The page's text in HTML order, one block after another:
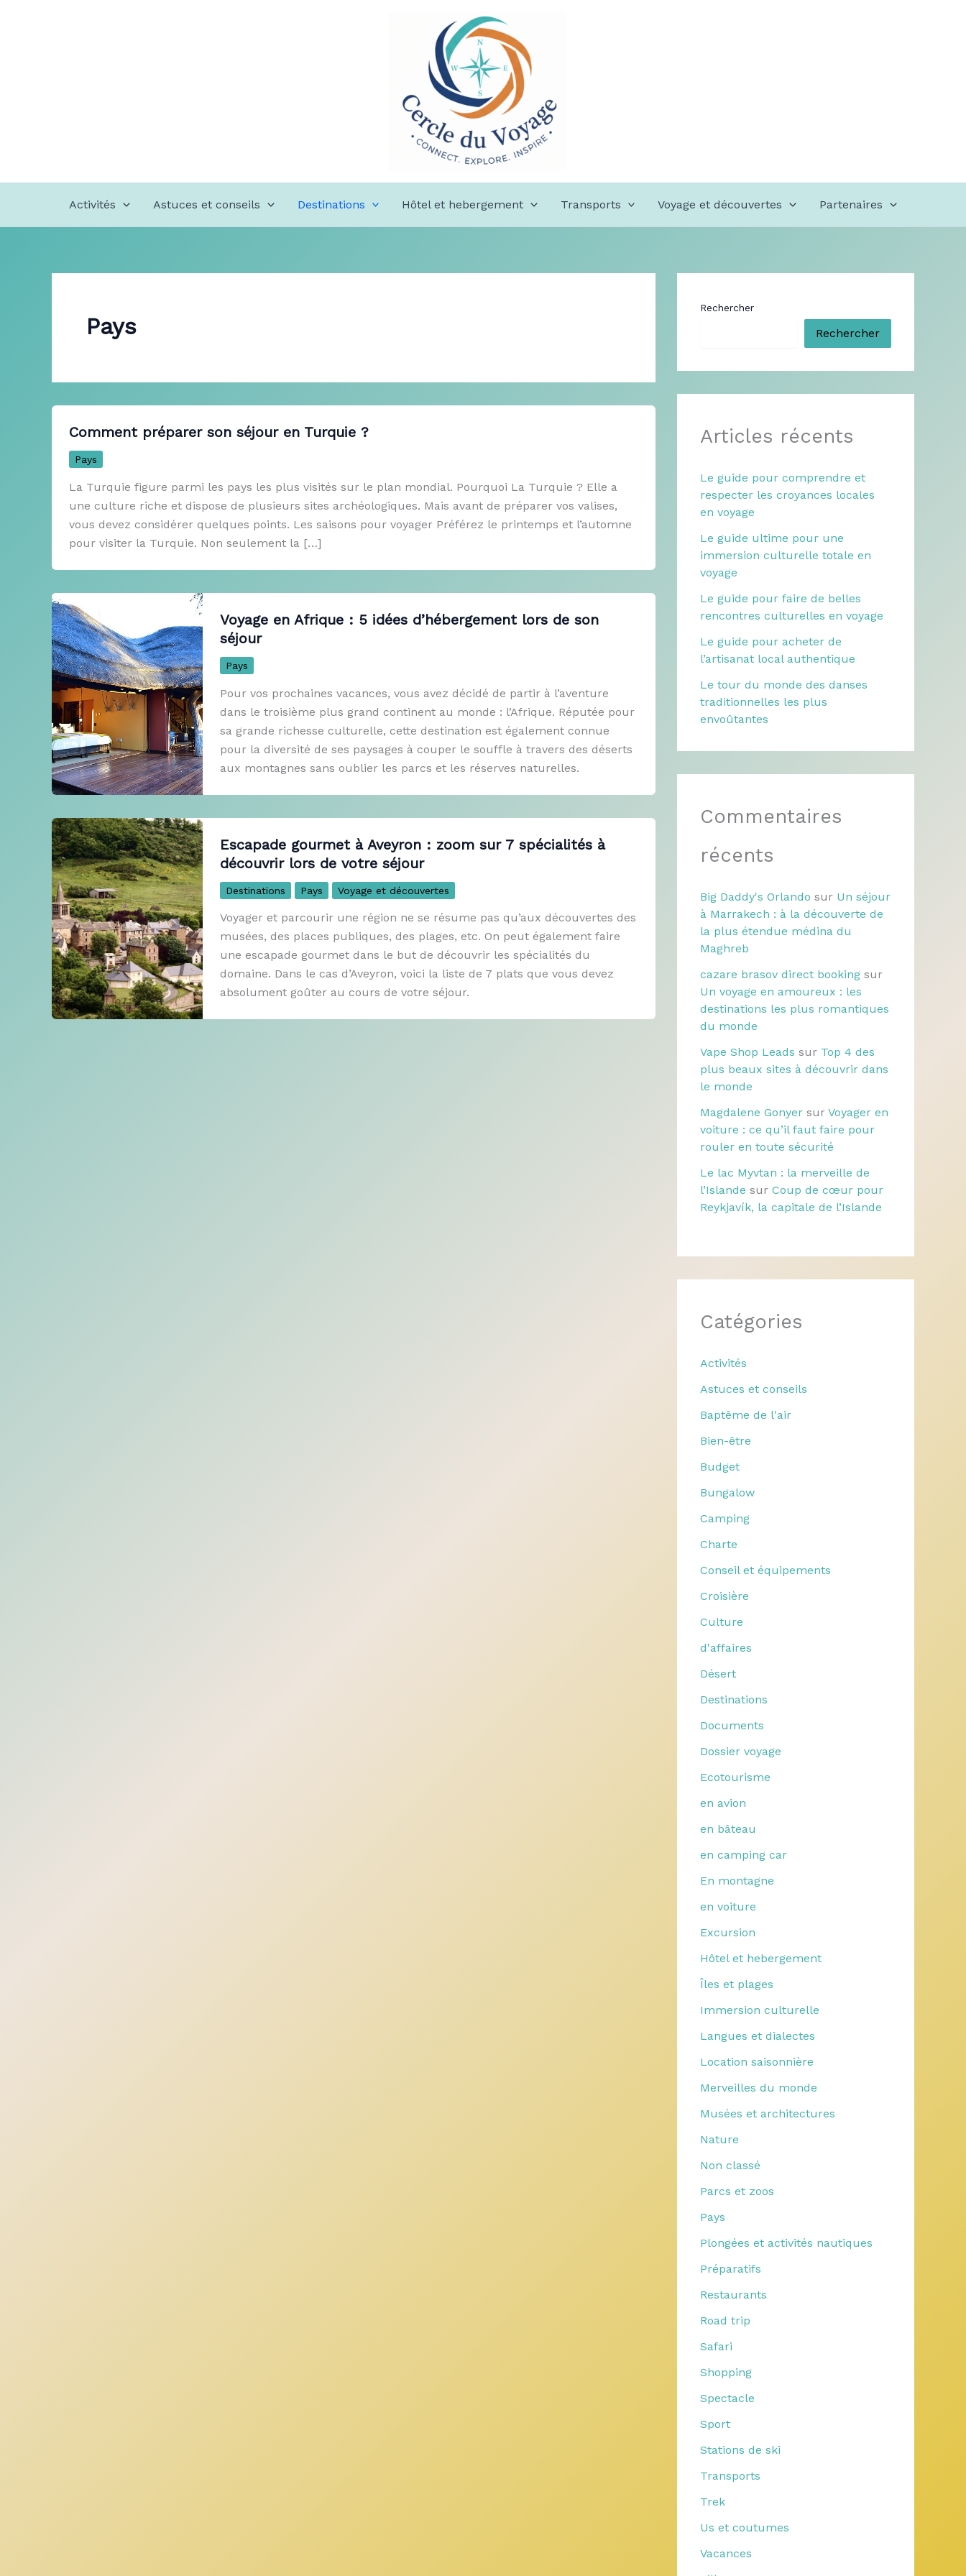
Activités Astuces et conseils Destinations Hôtel et hebergement Transports Voyage et découvertes Partenaires
Pays
Comment préparer son séjour en Turquie ?
Pays
La Turquie figure parmi les pays les plus visités sur le plan mondial. Pourquoi La Turquie ? Elle a
une culture riche et dispose de plusieurs sites archéologiques. Mais avant de préparer vos valises,
vous devez considérer quelques points. Les saisons pour voyager Préférez le printemps et l’automne
pour visiter la Turquie. Non seulement la […]
Voyage en Afrique : 5 idées d’hébergement lors de son
séjour
Pays
Pour vos prochaines vacances, vous avez décidé de partir à l’aventure
dans le troisième plus grand continent au monde : l’Afrique. Réputée pour
sa grande richesse culturelle, cette destination est également connue
pour la diversité de ses paysages à couper le souffle à travers des déserts
aux montagnes sans oublier les parcs et les réserves naturelles.
Escapade gourmet à Aveyron : zoom sur 7 spécialités à
découvrir lors de votre séjour
Destinations Pays Voyage et découvertes
Voyager et parcourir une région ne se résume pas qu’aux découvertes des
musées, des places publiques, des plages, etc. On peut également faire
une escapade gourmet dans le but de découvrir les spécialités du
domaine. Dans le cas d’Aveyron, voici la liste de 7 plats que vous devez
absolument goûter au cours de votre séjour.
Rechercher
Rechercher
Articles récents
Le guide pour comprendre et
respecter les croyances locales
en voyage
Le guide ultime pour une
immersion culturelle totale en
voyage
Le guide pour faire de belles
rencontres culturelles en voyage
Le guide pour acheter de
l’artisanat local authentique
Le tour du monde des danses
traditionnelles les plus
envoûtantes
Commentaires
récents
Big Daddy's Orlando sur Un séjour
à Marrakech : à la découverte de
la plus étendue médina du
Maghreb
cazare brasov direct booking sur
Un voyage en amoureux : les
destinations les plus romantiques
du monde
Vape Shop Leads sur Top 4 des
plus beaux sites à découvrir dans
le monde
Magdalene Gonyer sur Voyager en
voiture : ce qu’il faut faire pour
rouler en toute sécurité
Le lac Myvtan : la merveille de
l’Islande sur Coup de cœur pour
Reykjavík, la capitale de l’Islande
Catégories
Activités
Astuces et conseils
Baptême de l'air
Bien-être
Budget
Bungalow
Camping
Charte
Conseil et équipements
Croisière
Culture
d'affaires
Désert
Destinations
Documents
Dossier voyage
Ecotourisme
en avion
en bâteau
en camping car
En montagne
en voiture
Excursion
Hôtel et hebergement
Îles et plages
Immersion culturelle
Langues et dialectes
Location saisonnière
Merveilles du monde
Musées et architectures
Nature
Non classé
Parcs et zoos
Pays
Plongées et activités nautiques
Préparatifs
Restaurants
Road trip
Safari
Shopping
Spectacle
Sport
Stations de ski
Transports
Trek
Us et coutumes
Vacances